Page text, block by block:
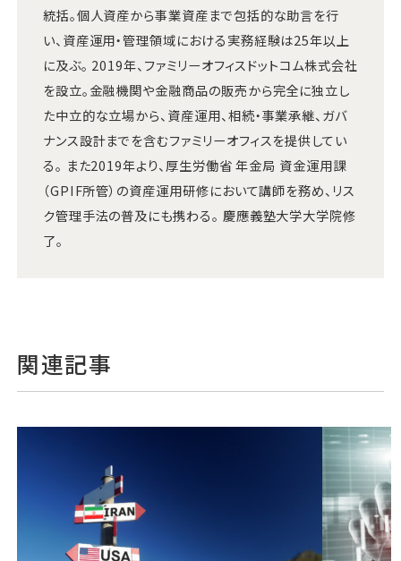
統括。個人資産から事業資産まで包括的な助言を行
い、資産運用・管理領域における実務経験は25年以上
に及ぶ。 2019年、ファミリーオフィスドットコム株式会社
を設立。金融機関や金融商品の販売から完全に独立し
た中立的な立場から、資産運用、相続・事業承継、ガバ
ナンス設計までを含むファミリーオフィスを提供してい
る。 また2019年より、厚生労働省 年金局 資金運用課
（GPIF所管）の資産運用研修において講師を務め、リス
ク管理手法の普及にも携わる。 慶應義塾大学大学院修
了。
関連記事